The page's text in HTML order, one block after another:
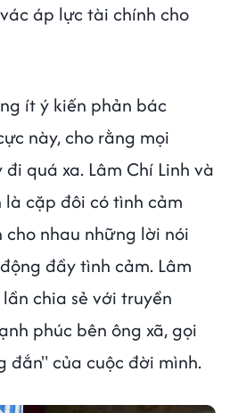
áp lực tài chính cho
ít ý kiến phản bác
này, cho rằng mọi
quá xa. Lâm Chí Linh và
cặp đôi có tình cảm
nhau những lời nói
đầy tình cảm. Lâm
chia sẻ với truyền
phúc bên ông xã, gọi
đắn" của cuộc đời mình.